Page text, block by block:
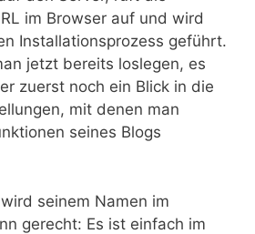
im Browser auf und wird
Installationsprozess geführt.
jetzt bereits loslegen, es
zuerst noch ein Blick in die
mit denen man
seines Blogs
seinem Namen im
gerecht: Es ist einfach im